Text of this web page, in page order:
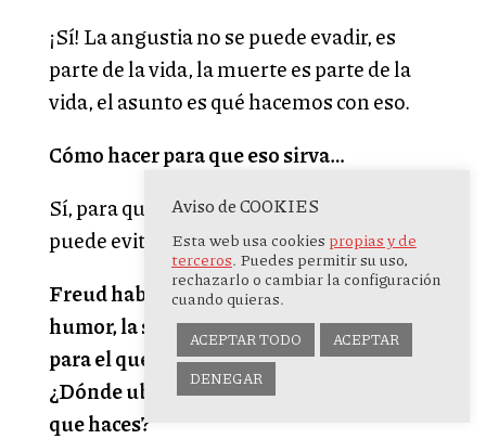
¡Sí! La angustia no se puede evadir, es
parte de la vida, la muerte es parte de la
vida, el asunto es qué hacemos con eso.
Cómo hacer para que eso sirva…
Sí, para que eso sirva. Evitarlo no se
puede evitar.
Freud hablaba también del goce del
humor, la satisfacción que hay en juego
para el que se ríe y para el que lo crea…
¿Dónde ubicarías tú la satisfacción en lo
que haces?
Aviso de COOKIES
Esta web usa cookies propias y de
terceros. Puedes permitir su uso,
rechazarlo o cambiar la configuración
cuando quieras.
ACEPTAR TODO
ACEPTAR
DENEGAR